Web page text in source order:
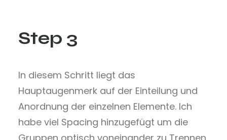
Step 3
In diesem Schritt liegt das
Hauptaugenmerk auf der Einteilung und
Anordnung der einzelnen Elemente. Ich
habe viel Spacing hinzugefügt um die